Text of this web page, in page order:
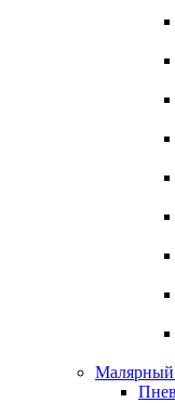
Малярный